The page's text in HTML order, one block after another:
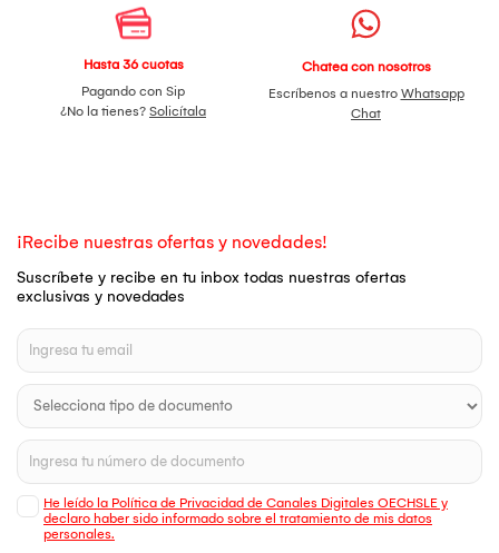
Hasta 36 cuotas
Pagando con Sip
¿No la tienes? Solicítala
Chatea con nosotros
Escríbenos a nuestro Whatsapp
Chat
¡Recibe nuestras ofertas y novedades!
Suscríbete y recibe en tu inbox todas nuestras ofertas
exclusivas y novedades
He leído la Política de Privacidad de Canales Digitales OECHSLE y
declaro haber sido informado sobre el tratamiento de mis datos
personales.